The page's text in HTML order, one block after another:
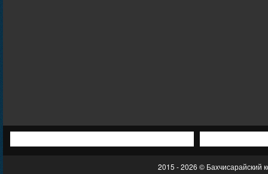
2015 - 2026 © Бахчисарайский